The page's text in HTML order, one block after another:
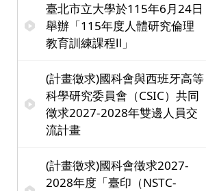
臺北市立大學於115年6月24日
舉辦「115年度人體研究倫理
教育訓練課程Ⅱ」
(計畫徵求)國科會與西班牙高等
科學研究委員會（CSIC）共同
徵求2027-2028年雙邊人員交
流計畫
(計畫徵求)國科會徵求2027-
2028年度「臺印（NSTC-